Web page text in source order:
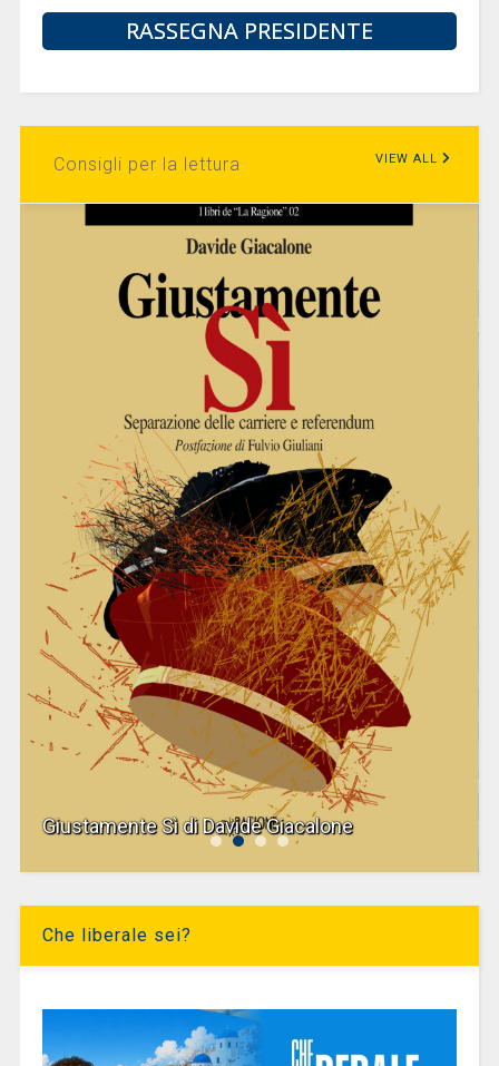
RASSEGNA PRESIDENTE
Consigli per la lettura VIEW ALL
Giustamente Sì di Davide Giacalone
Che liberale sei?